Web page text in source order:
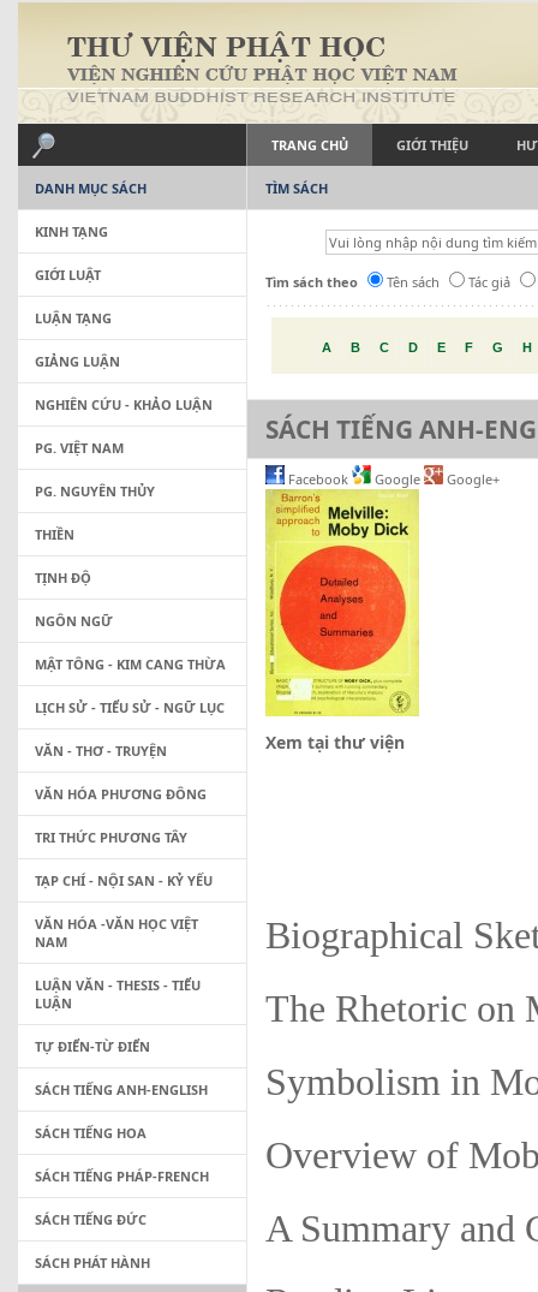
TRANG CHỦ GIỚI THIỆU
TÌM SÁCH
Tìm sách theo Tên sách Tác giả
A B C D E F G H
SÁCH TIẾNG ANH-
Facebook Google Google+
Xem tại thư viện
Biographical
The Rhetoric on
Symbolism in
Overview of
A Summary and
DANH MỤC SÁCH
KINH TẠNG
GIỚI LUẬT
LUẬN TẠNG
GIẢNG LUẬN
NGHIÊN CỨU - KHẢO LUẬN
PG. VIỆT NAM
PG. NGUYÊN THỦY
THIỀN
TỊNH ĐỘ
NGÔN NGỮ
MẬT TÔNG - KIM CANG THỪA
LỊCH SỬ - TIỂU SỬ - NGỮ LỤC
VĂN - THƠ - TRUYỆN
VĂN HÓA PHƯƠNG ĐÔNG
TRI THỨC PHƯƠNG TÂY
TẠP CHÍ - NỘI SAN - KỶ YẾU
VĂN HÓA -VĂN HỌC VIỆT
NAM
LUẬN VĂN - THESIS - TIỂU
LUẬN
TỰ ĐIỂN-TỪ ĐIỂN
SÁCH TIẾNG ANH-ENGLISH
SÁCH TIẾNG HOA
SÁCH TIẾNG PHÁP-FRENCH
SÁCH TIẾNG ĐỨC
SÁCH PHÁT HÀNH